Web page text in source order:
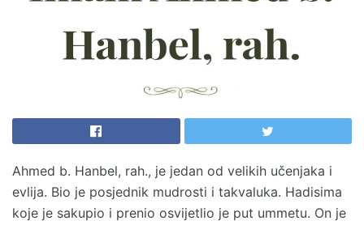
Ahmed b. Hanbel, rah., je jedan od velikih učenjaka i
evlija. Bio je posjednik mudrosti i takvaluka. Hadisima
koje je sakupio i prenio osvijetlio je put ummetu. On je